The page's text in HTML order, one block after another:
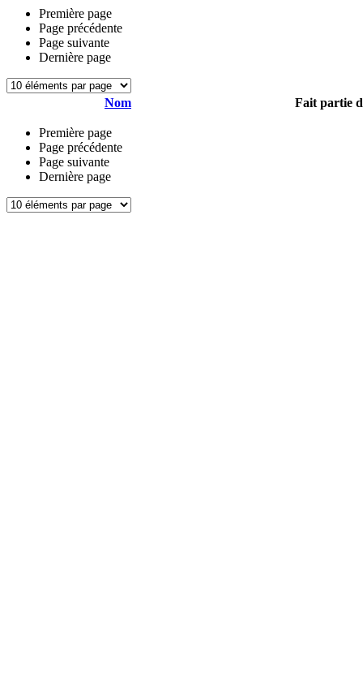
Première page
Page précédente
Page suivante
Dernière page
Nom Fait partie
Première page
Page précédente
Page suivante
Dernière page